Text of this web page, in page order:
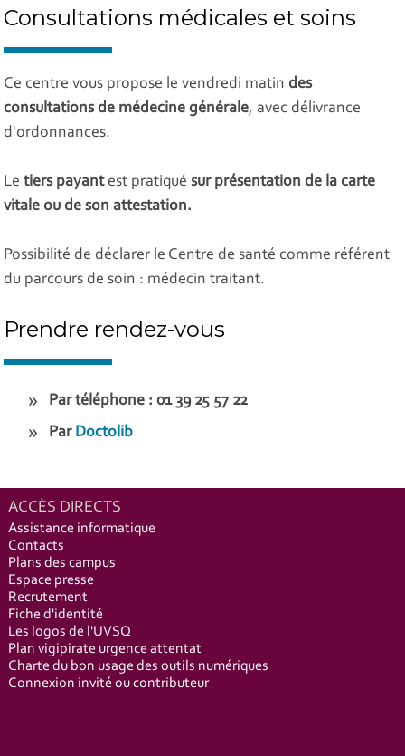
Consultations médicales et soins
Ce centre vous propose le vendredi matindes
consultations de médecine générale, avec délivrance
d'ordonnances.
Letiers payantest pratiquésur présentation de la carte
vitale ou de son attestation.
Possibilité de déclarer le Centre de santé comme référent
du parcours de soin : médecin traitant.
Prendre rendez-vous
Par téléphone : 01 39 25 57 22
Par Doctolib
ACCÈS DIRECTS
Assistance informatique
Contacts
Plans des campus
Espace presse
Recrutement
Fiche d'identité
Les logos de l'UVSQ
Plan vigipirate urgence attentat
Charte du bon usage des outils numériques
Connexion invité ou contributeur